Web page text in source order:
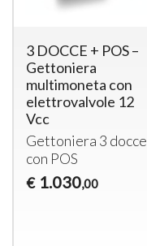
3 DOCCE + POS –
Gettoniera
multimoneta con
elettrovalvole 12
Vcc
Gettoniera 3 docce
con POS
€ 1.030,00